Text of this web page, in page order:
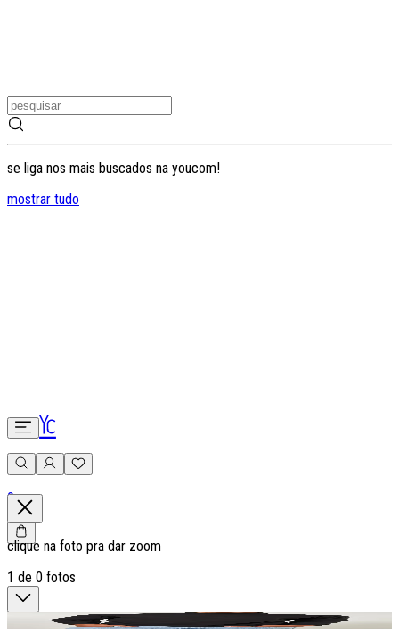
se liga nos mais buscados na youcom!
mostrar tudo
0
clique na foto pra dar zoom
1 de 0 fotos